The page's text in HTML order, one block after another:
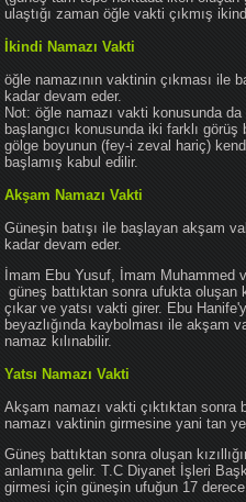
ulaştığı zaman öğle vakti çıkmış
İkindi Namazı Vakti
öğle namazının vaktinin çıkması ile
kadar devam eder.
Not: öğle namazı vakti konusunda
başlangıcı konusunda iki farklı
gölge boyunun (fey-i zeval hariç)
başlamış kabul edilir.
Akşam Namazı Vakti
Güneşin batışı ile başlayan akşam
kadar devam eder.
İmam Ebu Yusuf, İmam Muhammed
güneş battıktan sonra ufukta oluşan
çıkar ve yatsı vakti girer. Ebu
beyazlığında kaybolması ile akşam
namaz kılınabilir.
Yatsı Namazı Vakti
Akşam namazı vakti çıktıktan sonra
namazı vaktinin girmesine yani tan
Güneş battıktan sonra oluşan
anlamına gelir. T.C Diyanet İşleri
girmesi için güneşin ufuğun 17 derece